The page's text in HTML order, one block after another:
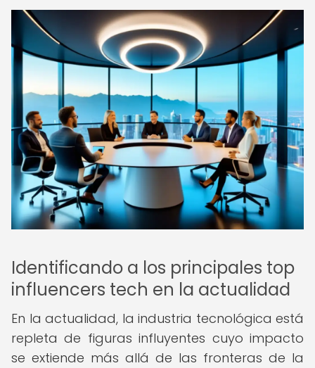
Identificando a los principales top
influencers tech en la actualidad
En la actualidad, la industria tecnológica está
repleta de figuras influyentes cuyo impacto
se extiende más allá de las fronteras de la